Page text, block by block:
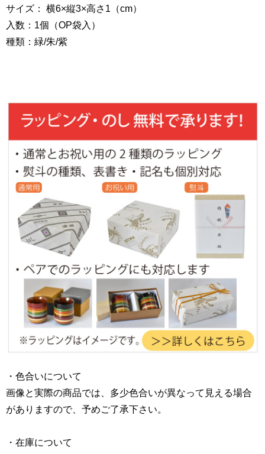
サイズ： 横6×縦3×高さ1（cm）
入数：1個（OP袋入）
種類：緑/朱/紫
・色合いについて
画像と実際の商品では、多少色合いが異なって見える場合
がありますので、予めご了承下さい。
・在庫について